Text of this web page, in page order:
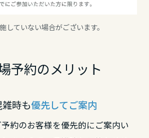
していない場合がございます。
予約のメリット
雑時も優先してご案内
予約のお客様を優先的にご案内い